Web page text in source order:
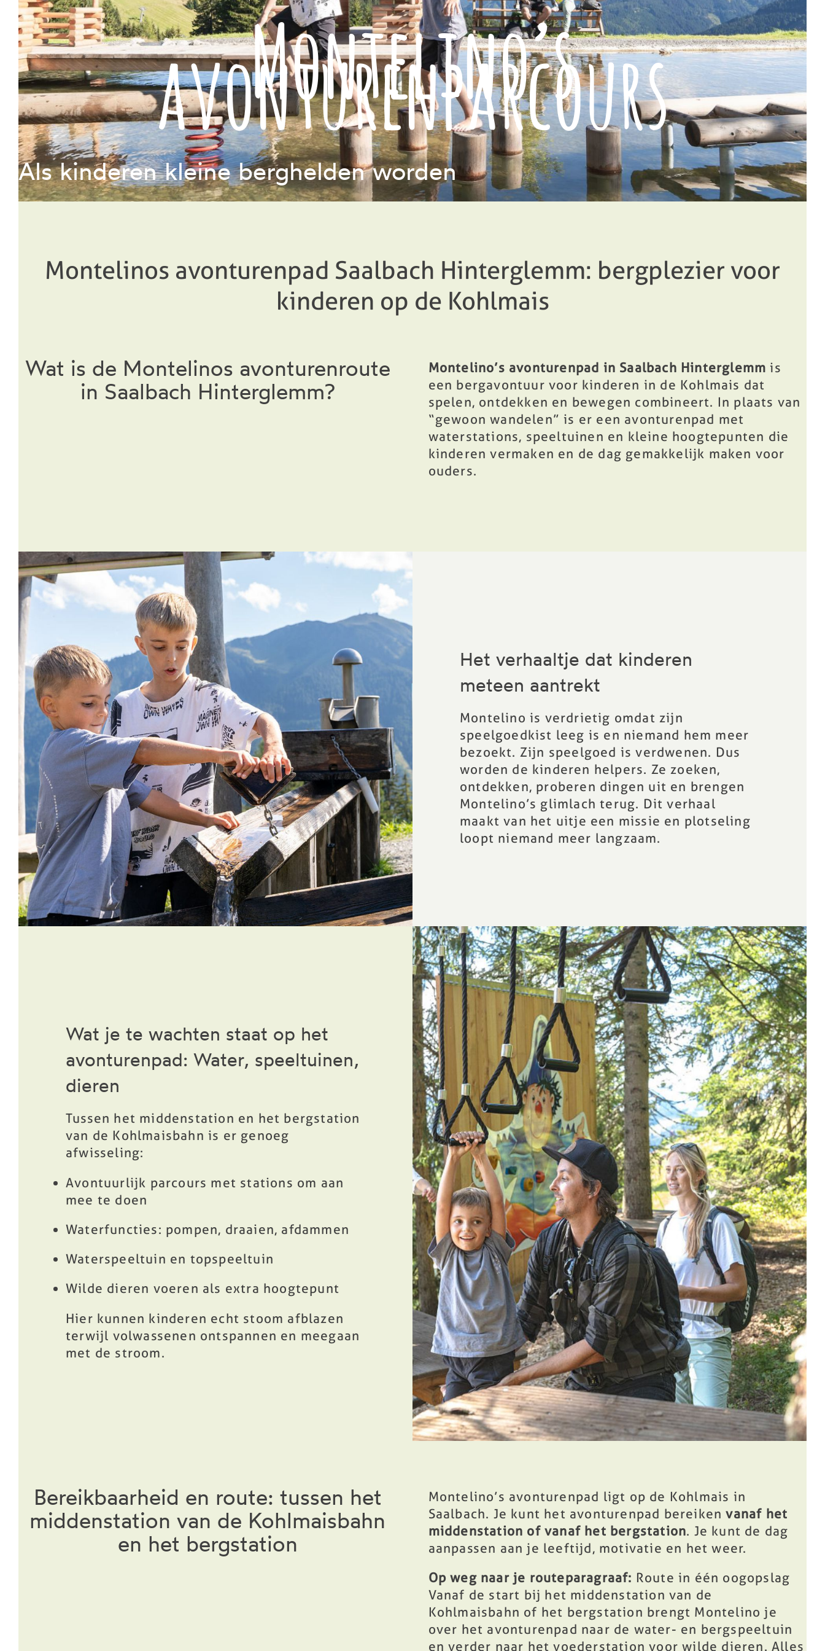
Montelino’s
avonturenparcours
Als kinderen kleine berghelden worden
Montelinos avonturenpad Saalbach Hinterglemm: bergplezier voor
kinderen op de Kohlmais
Wat is de Montelinos avonturenroute
in Saalbach Hinterglemm?
Montelino’s avonturenpad in Saalbach Hinterglemm is
een bergavontuur voor kinderen in de Kohlmais dat
spelen, ontdekken en bewegen combineert. In plaats van
“gewoon wandelen” is er een avonturenpad met
waterstations, speeltuinen en kleine hoogtepunten die
kinderen vermaken en de dag gemakkelijk maken voor
ouders.
Het verhaaltje dat kinderen
meteen aantrekt
Montelino is verdrietig omdat zijn
speelgoedkist leeg is en niemand hem meer
bezoekt. Zijn speelgoed is verdwenen. Dus
worden de kinderen helpers. Ze zoeken,
ontdekken, proberen dingen uit en brengen
Montelino’s glimlach terug. Dit verhaal
maakt van het uitje een missie en plotseling
loopt niemand meer langzaam.
Wat je te wachten staat op het
avonturenpad: Water, speeltuinen,
dieren
Tussen het middenstation en het bergstation
van de Kohlmaisbahn is er genoeg
afwisseling:
Avontuurlijk parcours met stations om aan
mee te doen
Waterfuncties: pompen, draaien, afdammen
Waterspeeltuin en topspeeltuin
Wilde dieren voeren als extra hoogtepunt
Hier kunnen kinderen echt stoom afblazen
terwijl volwassenen ontspannen en meegaan
met de stroom.
Bereikbaarheid en route: tussen het
middenstation van de Kohlmaisbahn
en het bergstation
Montelino’s avonturenpad ligt op de Kohlmais in
Saalbach. Je kunt het avonturenpad bereikenvanaf het
middenstation of vanaf het bergstation. Je kunt de dag
aanpassen aan je leeftijd, motivatie en het weer.
Op weg naar je routeparagraaf: Route in één oogopslag
Vanaf de start bij het middenstation van de
Kohlmaisbahn of het bergstation brengt Montelino je
over het avonturenpad naar de water- en bergspeeltuin
en verder naar het voederstation voor wilde dieren. Alles